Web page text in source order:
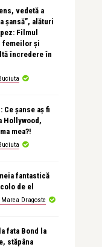
vedetă a
șansă”, alături
Filmul
femeilor și
încredere în
Ce șanse aș fi
Hollywood,
mea?!
fantastică
de el
Dragoste
fata Bond la
stăpâna